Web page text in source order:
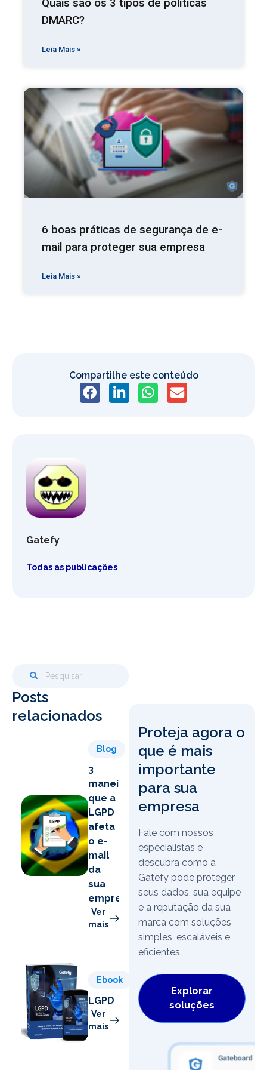
Quais são os 3 tipos de políticas
DMARC?
Leia Mais »
6 boas práticas de segurança de e-
mail para proteger sua empresa
Leia Mais »
Compartilhe este conteúdo
Gatefy
Todas as publicações
Posts
relacionados
Blog
3
maneiras
que a
LGPD
afeta
o e-
mail
da
sua
empresa
Ver
mais
Ebook
LGPD
Ver
mais
Proteja agora o
que é mais
importante
para sua
empresa
Fale com nossos
especialistas e
descubra como a
Gatefy pode proteger
seus dados, sua equipe
e a reputação da sua
marca com soluções
simples, escaláveis e
eficientes.
Explorar
soluções